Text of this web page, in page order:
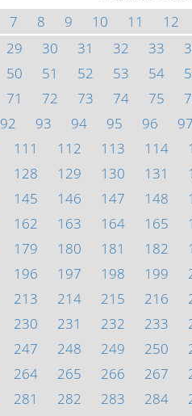
7 8 9 10 11 12
29 30 31 32 33
50 51 52 53 54
71 72 73 74 75
92 93 94 95 96 97
111 112 113 114
128 129 130 131
145 146 147 148
162 163 164 165
179 180 181 182
196 197 198 199
213 214 215 216
230 231 232 233
247 248 249 250
264 265 266 267
281 282 283 284